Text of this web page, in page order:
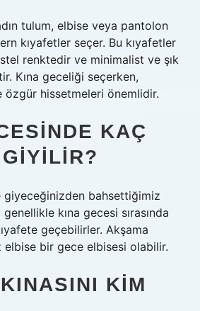
tulum, elbise veya pantolon
kıyafetler seçer. Bu kıyafetler
renktedir ve minimalist ve şık
Kına geceliği seçerken,
özgür hissetmeleri önemlidir.
KAÇ
giyeceğinizden bahsettiğimiz
kına gecesi sırasında
geçebilirler. Akşama
elbise bir gece elbisesi olabilir.
KIM